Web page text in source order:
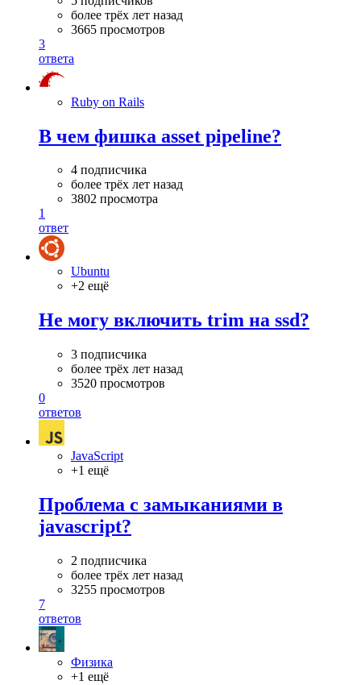
более трёх лет назад
3665 просмотров
3
ответа
Ruby on Rails
В чем фишка asset pipeline?
4 подписчика
более трёх лет назад
3802 просмотра
1
ответ
Ubuntu
+2 ещё
Не могу включить trim на ssd?
3 подписчика
более трёх лет назад
3520 просмотров
0
ответов
JavaScript
+1 ещё
Проблема с замыканиями в
javascript?
2 подписчика
более трёх лет назад
3255 просмотров
7
ответов
Физика
+1 ещё